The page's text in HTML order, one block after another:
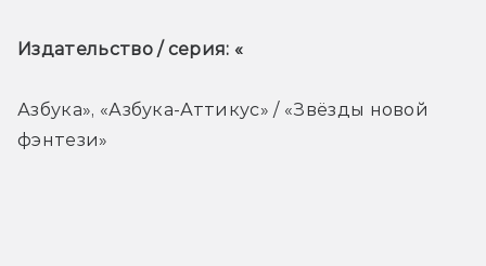
Издательство / серия: «
Азбука», «Азбука-Аттикус» / «Звёзды новой
фэнтези»